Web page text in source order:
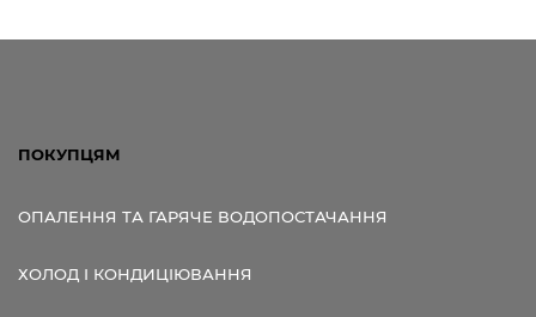
ПОКУПЦЯМ
ОПАЛЕННЯ ТА ГАРЯЧЕ ВОДОПОСТАЧАННЯ
ХОЛОД І КОНДИЦІЮВАННЯ